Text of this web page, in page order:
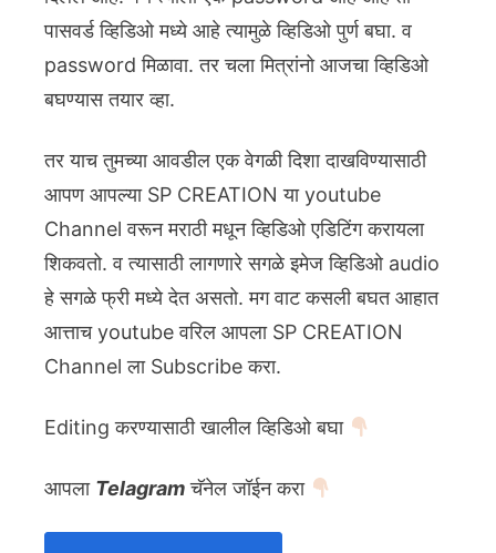
पासवर्ड व्हिडिओ मध्ये आहे त्यामुळे व्हिडिओ पुर्ण बघा. व
password मिळावा. तर चला मित्रांनो आजचा व्हिडिओ
बघण्यास तयार व्हा.
तर याच तुमच्या आवडील एक वेगळी दिशा दाखविण्यासाठी
आपण आपल्या SP CREATION या youtube
Channel वरून मराठी मधून व्हिडिओ एडिटिंग करायला
शिकवतो. व त्यासाठी लागणारे सगळे इमेज व्हिडिओ audio
हे सगळे फ्री मध्ये देत असतो. मग वाट कसली बघत आहात
आत्ताच youtube वरिल आपला SP CREATION
Channel ला Subscribe करा.
Editing करण्यासाठी खालील व्हिडिओ बघा
आपला Telagramचॅनेल जॉईन करा